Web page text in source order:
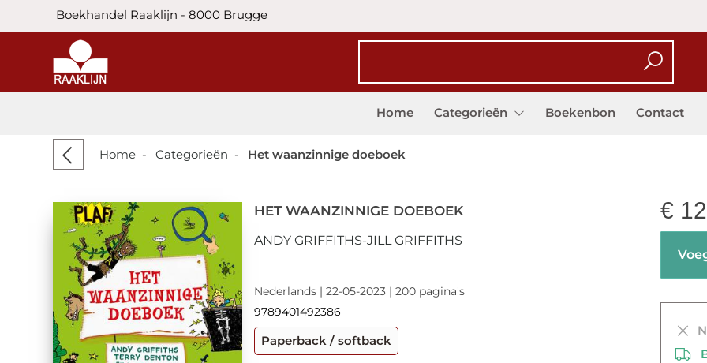
Boekhandel Raaklijn - 8000 Brugge
Home Categorieën Boekenbon Contact
Home - Categorieën - Het waanzinnige doeboek
HET WAANZINNIGE DOEBOEK
ANDY GRIFFITHS-JILL GRIFFITHS
Nederlands | 22-05-2023 | 200 pagina's
9789401492386
Paperback / softback
€